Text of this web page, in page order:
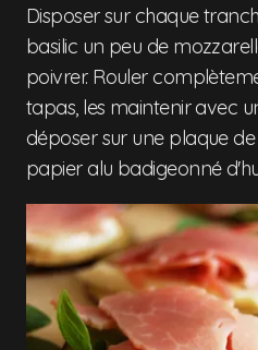
Disposer sur chaque
basilic un peu de
poivrer. Rouler
tapas, les maintenir avec
déposer sur une plaque
papier alu badigeonné